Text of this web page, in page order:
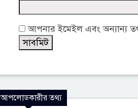
আপনার ইমেইল এবং অন্যান্য
আপলোডকারীর তথ্য